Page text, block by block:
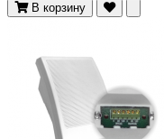
В корзину